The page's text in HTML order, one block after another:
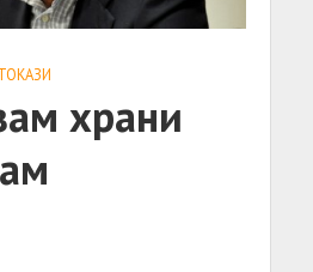
храни